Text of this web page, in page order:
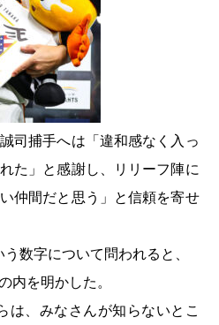
司捕手へは「違和感なく入っ
た」と感謝し、リリーフ陣に
仲間だと思う」と信頼を寄せ
数字について問われると、
内を明かした。
は、みなさんが知らないとこ